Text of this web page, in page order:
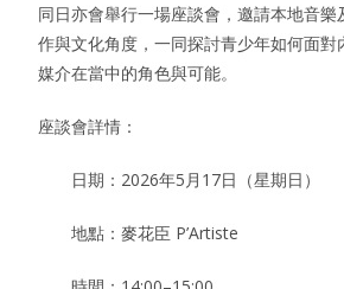
同日亦會舉行一場座談會，邀請本地音
作與文化角度，一同探討青少年如何面
媒介在當中的角色與可能。
座談會詳情：
日期：2026年5月17日（星期日）
地點：麥花臣 P’Artiste